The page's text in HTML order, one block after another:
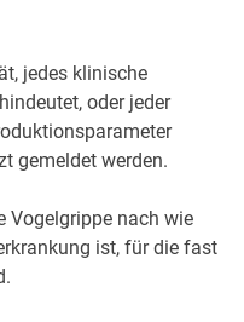
jedes klinische
oder jeder
gemeldet werden.
Vogelgrippe nach wie
ist, für die fast